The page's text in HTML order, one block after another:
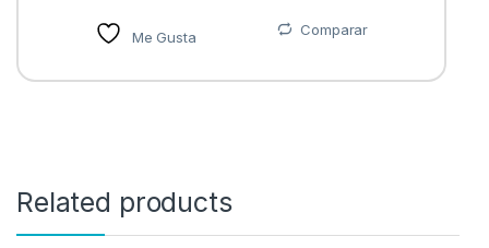
Me Gusta Comparar
Related products